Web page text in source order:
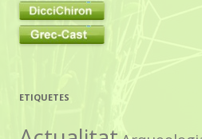
ETIQUETES